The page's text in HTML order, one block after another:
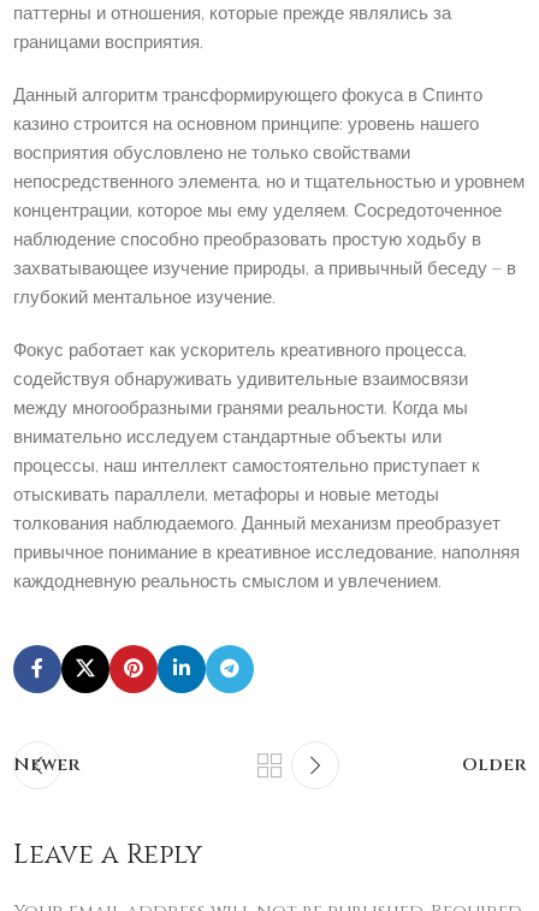
паттерны и отношения, которые прежде являлись за
границами восприятия.
Данный алгоритм трансформирующего фокуса в Спинто
казино строится на основном принципе: уровень нашего
восприятия обусловлено не только свойствами
непосредственного элемента, но и тщательностью и уровнем
концентрации, которое мы ему уделяем. Сосредоточенное
наблюдение способно преобразовать простую ходьбу в
захватывающее изучение природы, а привычный беседу – в
глубокий ментальное изучение.
Фокус работает как ускоритель креативного процесса,
содействуя обнаруживать удивительные взаимосвязи
между многообразными гранями реальности. Когда мы
внимательно исследуем стандартные объекты или
процессы, наш интеллект самостоятельно приступает к
отыскивать параллели, метафоры и новые методы
толкования наблюдаемого. Данный механизм преобразует
привычное понимание в креативное исследование, наполняя
каждодневную реальность смыслом и увлечением.
Newer Older
Leave a Reply